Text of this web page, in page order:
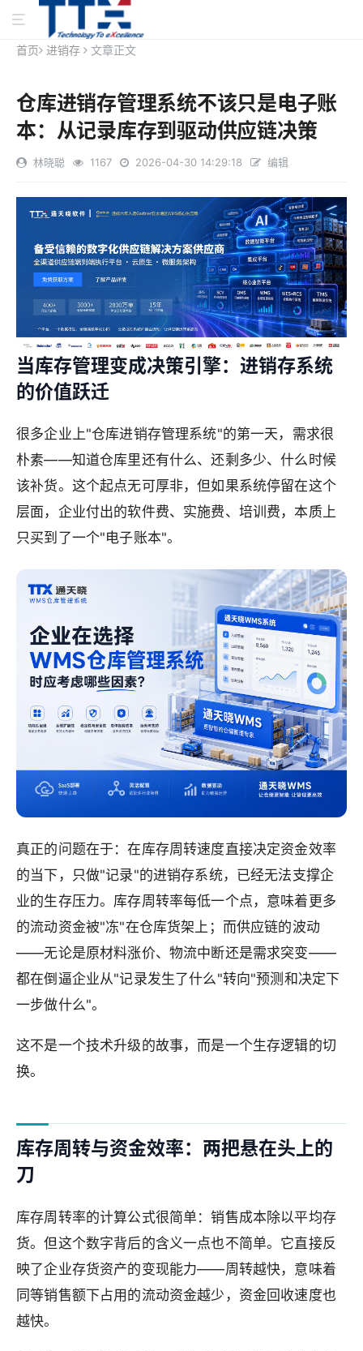
首页 进销存 文章正文
仓库进销存管理系统不该只是电子账
本：从记录库存到驱动供应链决策
林晓聪 1167 2026-04-30 14:29:18 编辑
当库存管理变成决策引擎：进销存系统
的价值跃迁
很多企业上"仓库进销存管理系统"的第一天，需求很
朴素——知道仓库里还有什么、还剩多少、什么时候
该补货。这个起点无可厚非，但如果系统停留在这个
层面，企业付出的软件费、实施费、培训费，本质上
只买到了一个"电子账本"。
真正的问题在于：在库存周转速度直接决定资金效率
的当下，只做"记录"的进销存系统，已经无法支撑企
业的生存压力。库存周转率每低一个点，意味着更多
的流动资金被"冻"在仓库货架上；而供应链的波动
——无论是原材料涨价、物流中断还是需求突变——
都在倒逼企业从"记录发生了什么"转向"预测和决定下
一步做什么"。
这不是一个技术升级的故事，而是一个生存逻辑的切
换。
库存周转与资金效率：两把悬在头上的
刀
库存周转率的计算公式很简单：销售成本除以平均存
货。但这个数字背后的含义一点也不简单。它直接反
映了企业存货资产的变现能力——周转越快，意味着
同等销售额下占用的流动资金越少，资金回收速度也
越快。